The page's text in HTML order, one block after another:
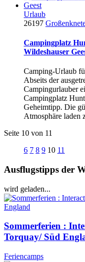
Urlaub
26197
Campingplatz
Wildeshauser
Camping-Urlaub
Abseits der
Campingurlauber
Campingplatz
Geheimtipp. Die
Atmosphäre laden
Seite 10 von 11
6 7 8 9 10 11
Ausflugstipps der
wird geladen...
Sommerferien :
Torquay/ Süd
Feriencamps